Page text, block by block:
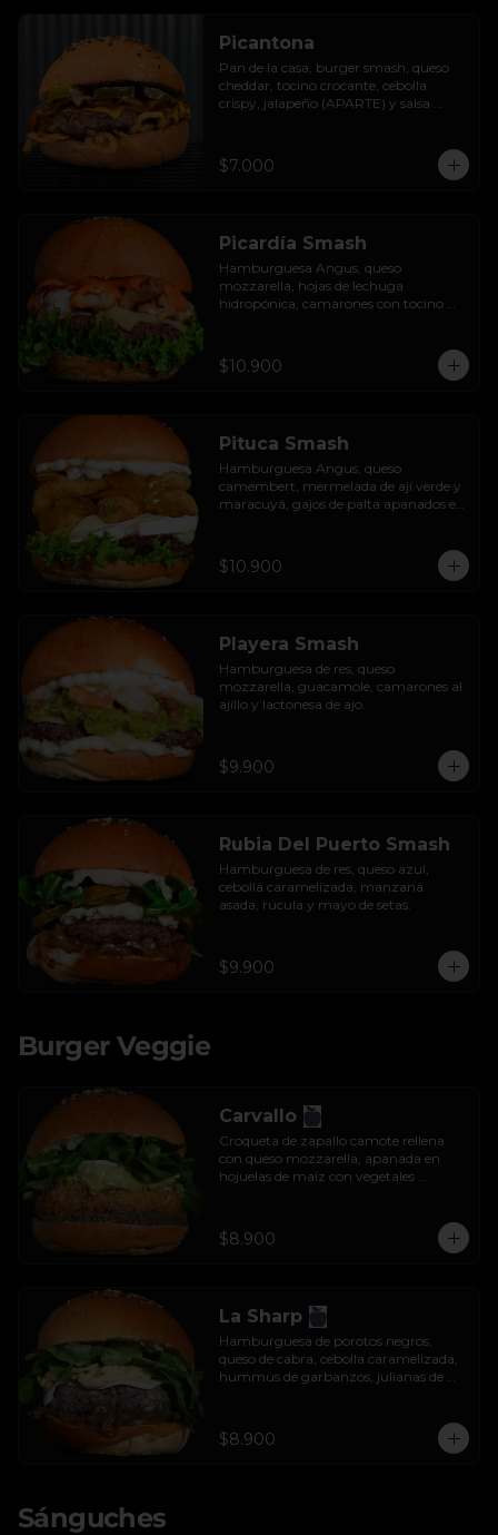
Picantona
Pan de la casa, burger smash, queso
cheddar, tocino crocante, cebolla
crispy, jalapeño (APARTE) y salsa
$7.000
Picardía Smash
Hamburguesa Angus, queso
mozzarella, hojas de lechuga
hidropónica, camarones con tocino
$10.900
Pituca Smash
Hamburguesa Angus, queso
camembert, mermelada de ají verde y
maracuyá, gajos de palta apanados en
$10.900
Playera Smash
Hamburguesa de res, queso
mozzarella, guacamole, camarones al
ajillo y lactonesa de ajo.
$9.900
Rubia Del Puerto Smash
Hamburguesa de res, queso azul,
cebolla caramelizada, manzana
asada, rúcula y mayo de setas.
$9.900
Burger Veggie
Carvallo
Croqueta de zapallo camote rellena
con queso mozzarella, apanada en
hojuelas de maíz con vegetales
$8.900
La Sharp
Hamburguesa de porotos negros,
queso de cabra, cebolla caramelizada,
hummus de garbanzos, julianas de
$8.900
Sánguches